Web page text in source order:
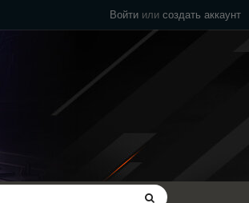
Войти или создать аккаунт